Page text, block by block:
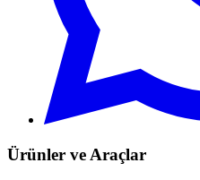
Ürünler ve Araçlar